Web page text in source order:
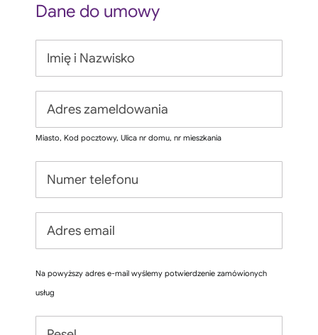
Dane do umowy
Miasto, Kod pocztowy, Ulica nr domu, nr mieszkania
Na powyższy adres e-mail wyślemy potwierdzenie zamówionych
usług